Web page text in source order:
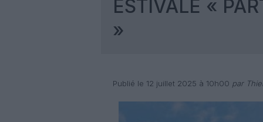
ESTIVALE «
»
Publié le 12 juillet 2025 à 10h00 par